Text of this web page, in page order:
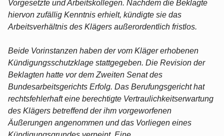
Vorgesetzte und Arbeitskollegen. Nachdem die Beklagte
hiervon zufällig Kenntnis erhielt, kündigte sie das
Arbeitsverhältnis des Klägers außerordentlich fristlos.
Beide Vorinstanzen haben der vom Kläger erhobenen
Kündigungsschutzklage stattgegeben. Die Revision der
Beklagten hatte vor dem Zweiten Senat des
Bundesarbeitsgerichts Erfolg. Das Berufungsgericht hat
rechtsfehlerhaft eine berechtigte Vertraulichkeitserwartung
des Klägers betreffend der ihm vorgeworfenen
Äußerungen angenommen und das Vorliegen eines